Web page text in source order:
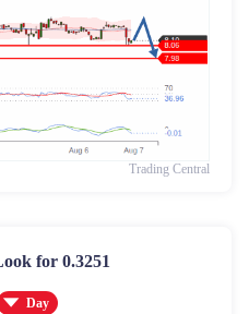
Trading Central
for 0.3251
Day